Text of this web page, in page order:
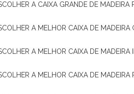
A CAIXA GRANDE DE MADEIRA
A MELHOR CAIXA DE
A MELHOR CAIXA DE
A MELHOR CAIXA DE MADEIRA